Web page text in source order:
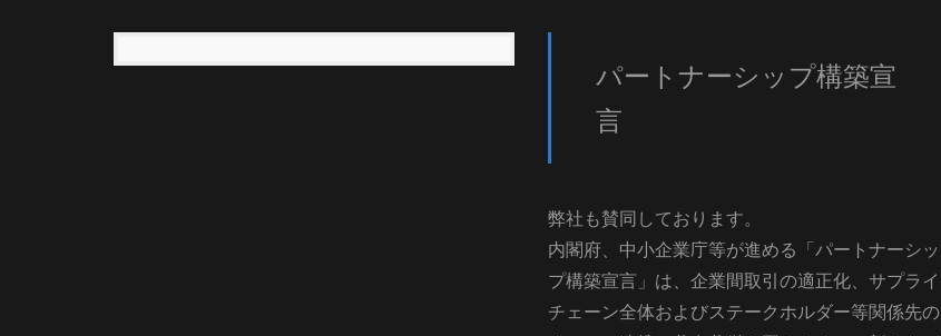
パートナーシップ構築宣
言
弊社も賛同しております。
内閣府、中小企業庁等が進める「パートナーシッ
プ構築宣言」は、企業間取引の適正化、サプライ
チェーン全体およびステークホルダー等関係先の